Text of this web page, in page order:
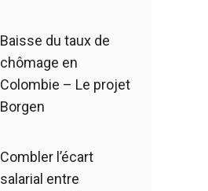
Baisse du taux de
chômage en
Colombie – Le projet
Borgen
Combler l’écart
salarial entre